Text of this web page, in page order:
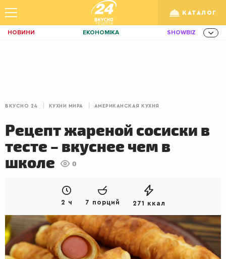
КАТАЛОГ
НОВИНИ ЕКОНОМІКА SHOWBIZ
ІДЕЇ
ІННОВАЦІЇ MEN НЕРУХОМІСТЬ
ЗБІРНА АКТИВ КОРИСНО
ПОКЕР AUTO
РАДІО КРАСА КІНО
LIFESTYLE FASHION ТРАДИЦІЇ
ВКУСНО 24 КУХНИ МИРА АМЕРИКАНСКАЯ КУХНЯ
Рецепт жареной сосиски в
тесте – вкуснее чем в
школе
0
2 ч 7 порций 271 ккал